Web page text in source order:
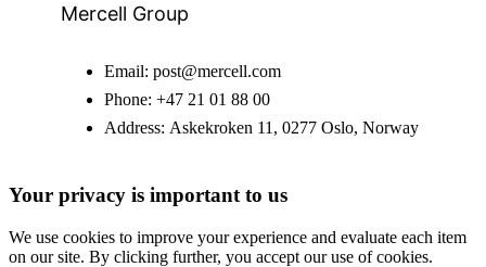
Mercell Group
Email: post@mercell.com
Phone: +47 21 01 88 00
Address: Askekroken 11, 0277 Oslo, Norway
Your privacy is important to us
We use cookies to improve your experience and evaluate each item
on our site. By clicking further, you accept our use of cookies.